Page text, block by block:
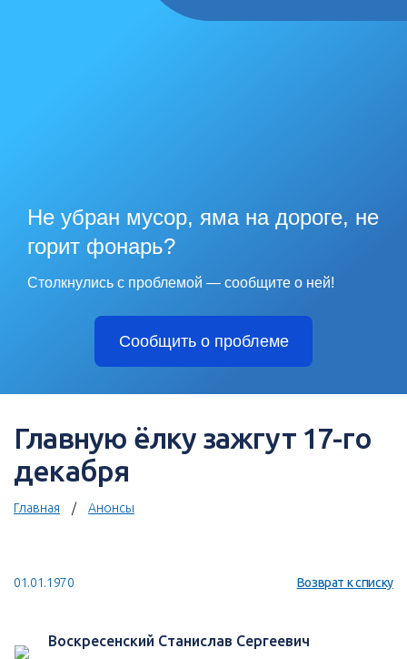
Не убран мусор, яма на дороге, не
горит фонарь?
Столкнулись с проблемой — сообщите о ней!
Сообщить о проблеме
Главную ёлку зажгут 17-го
декабря
Главная Анонсы
01.01.1970 Возврат к списку
Воскресенский Станислав Сергеевич